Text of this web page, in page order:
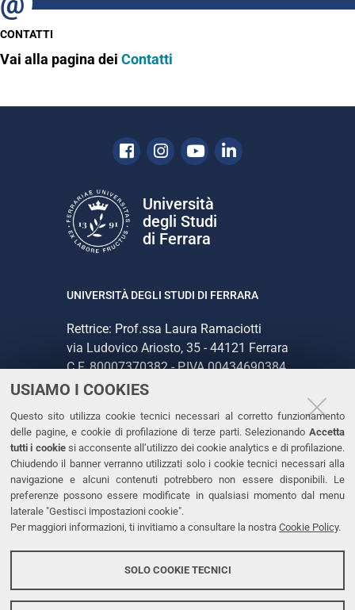
USIAMO I COOKIES
Questo sito utilizza cookie tecnici necessari al corretto funzionamento
delle pagine, e cookie di profilazione di terze parti. Selezionando Accetta
tutti i cookiesi acconsente all’utilizzo dei cookie analytics e di profilazione.
Chiudendo il banner verranno utilizzati solo i cookie tecnici necessari alla
navigazione e alcuni contenuti potrebbero non essere disponibili. Le
preferenze possono essere modificate in qualsiasi momento dal menu
laterale "Gestisci impostazioni cookie".
Per maggiori informazioni, ti invitiamo a consultare la nostra Cookie Policy.
SOLO COOKIE TECNICI
s
-
CONTATTI
Vai alla pagina dei Contatti
Facebook
Instagram
YoutubeLinkedin
Università
degli Studi
di Ferrara
UNIVERSITÀ DEGLI STUDI DI FERRARA
Rettrice: Prof.ssa Laura Ramaciotti
via Ludovico Ariosto, 35 - 44121 Ferrara
C.F. 80007370382 - P.IVA 00434690384
CONTATTI
Tel. +39 0532 293111
Fax. +39 0532 293031
PEC
LINKS
Accessibilità
Protezione dati personali